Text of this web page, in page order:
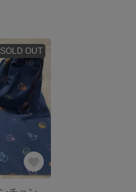
SOLD OUT